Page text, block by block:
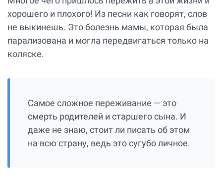
хорошего и плохого! Из песни как говорят, слов
не выкинешь. Это болезнь мамы, которая была
парализована и могла передвигаться только на
коляске.
Самое сложное переживание — это
смерть родителей и старшего сына. И
даже не знаю, стоит ли писать об этом
на всю страну, ведь это сугубо личное.